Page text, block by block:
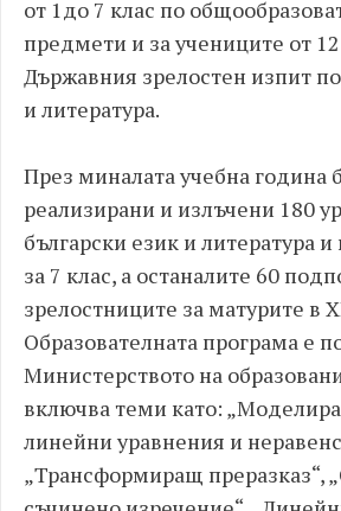
от 1до 7 клас по
предмети и за учениците от 12
Държавния зрелостен изпит
и литература.
През миналата учебна година
реализирани и излъчени 180
български език и литература
за 7 клас, а останалите 60
зрелостниците за матурите в
Образователната програма е
Министерството на
включва теми като:
линейни уравнения и
„Трансформиращ преразказ“,